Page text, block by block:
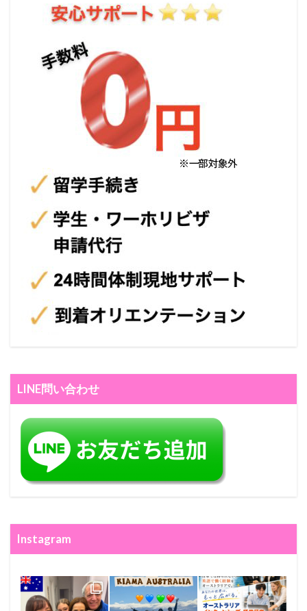
LINE問い合わせ
Instagram